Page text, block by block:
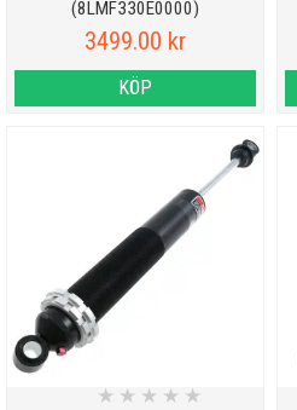
(8LMF330E0000)
3499.00 kr
KÖP
★ ★ ★ ★ ★